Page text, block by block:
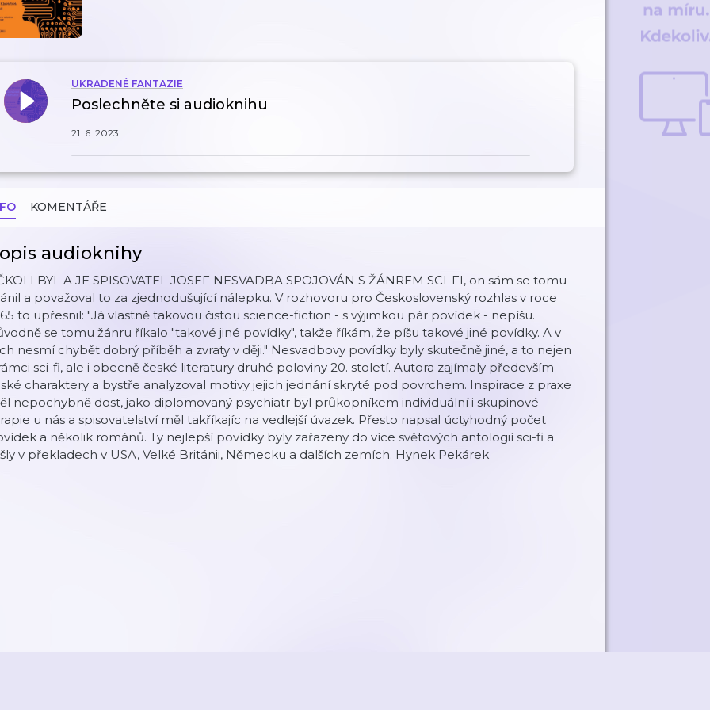
UKRADENÉ FANTAZIE
Poslechněte si audioknihu
21. 6. 2023
KOMENTÁŘE
audioknihy
BYL A JE SPISOVATEL JOSEF NESVADBA SPOJOVÁN S ŽÁNREM SCI-FI, on sám se tomu
a považoval to za zjednodušující nálepku. V rozhovoru pro Československý rozhlas v roce
to upřesnil: "Já vlastně takovou čistou science-fiction - s výjimkou pár povídek - nepíšu.
se tomu žánru říkalo "takové jiné povídky", takže říkám, že píšu takové jiné povídky. A v
nesmí chybět dobrý příběh a zvraty v ději." Nesvadbovy povídky byly skutečně jiné, a to nejen
sci-fi, ale i obecně české literatury druhé poloviny 20. století. Autora zajímaly především
charaktery a bystře analyzoval motivy jejich jednání skryté pod povrchem. Inspirace z praxe
nepochybně dost, jako diplomovaný psychiatr byl průkopníkem individuální i skupinové
u nás a spisovatelství měl takříkajíc na vedlejší úvazek. Přesto napsal úctyhodný počet
a několik románů. Ty nejlepší povídky byly zařazeny do více světových antologií sci-fi a
v překladech v USA, Velké Británii, Německu a dalších zemích. Hynek Pekárek